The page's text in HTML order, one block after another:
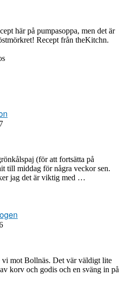
här på pumpasoppa, men det är
Recept från theKitchn.
(för att fortsätta på
till middag för några veckor sen.
jag det är viktig med …
mot Bollnäs. Det vär väldigt lite
korv och godis och en sväng in på